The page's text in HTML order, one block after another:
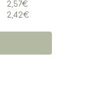
2,57€
2,42€